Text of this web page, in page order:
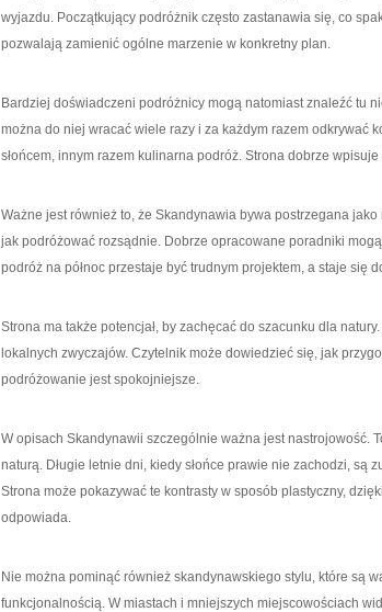
wyjazdu. Początkujący podróżnik często zastanawia się, co
pozwalają zamienić ogólne marzenie w konkretny plan.
Bardziej doświadczeni podróżnicy mogą natomiast znaleźć tu
można do niej wracać wiele razy i za każdym razem odkrywać
słońcem, innym razem kulinarna podróż. Strona dobrze
Ważne jest również to, że Skandynawia bywa postrzegana
jak podróżować rozsądnie. Dobrze opracowane poradniki
podróż na północ przestaje być trudnym projektem, a staje się
Strona ma także potencjał, by zachęcać do szacunku dla
lokalnych zwyczajów. Czytelnik może dowiedzieć się, jak
podróżowanie jest spokojniejsze.
W opisach Skandynawii szczególnie ważna jest nastrojowość.
naturą. Długie letnie dni, kiedy słońce prawie nie zachodzi, są
Strona może pokazywać te kontrasty w sposób plastyczny,
odpowiada.
Nie można pominąć również skandynawskiego stylu, które są
funkcjonalnością. W miastach i mniejszych miejscowościach